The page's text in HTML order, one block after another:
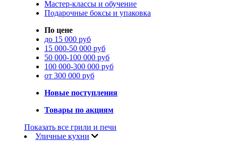
Мастер-классы и обучение
Подарочные боксы и упаковка
По цене
до 15 000 руб
15 000-50 000 руб
50 000-100 000 руб
100 000-300 000 руб
от 300 000 руб
Новые поступления
Товары по акциям
Показать все грили и печи
Уличные кухни